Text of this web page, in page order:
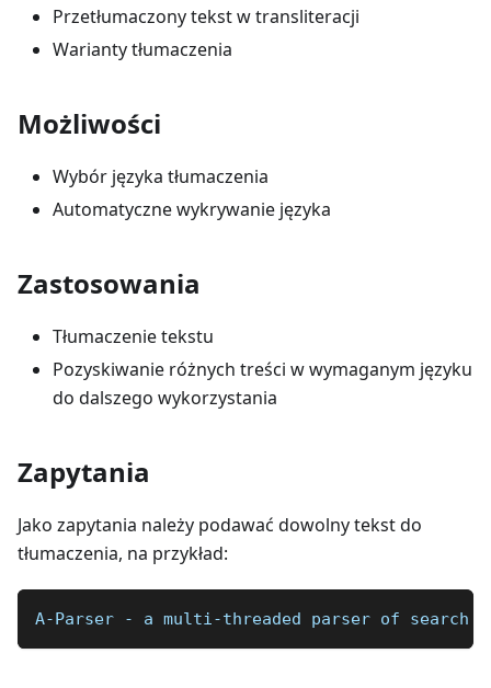
Przetłumaczony tekst w transliteracji
Warianty tłumaczenia
Możliwości
Wybór języka tłumaczenia
Automatyczne wykrywanie języka
Zastosowania
Tłumaczenie tekstu
Pozyskiwanie różnych treści w wymaganym języku
do dalszego wykorzystania
Zapytania
Jako zapytania należy podawać dowolny tekst do
tłumaczenia, na przykład:
A-Parser - a multi-threaded parser of search